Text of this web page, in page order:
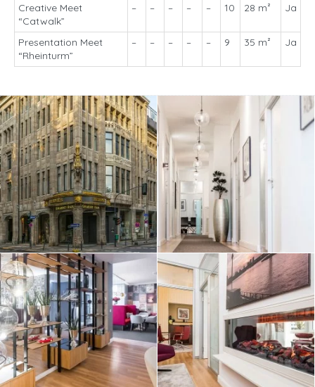
Creative Meet
“Catwalk”
– – – – – 10 28 m² Ja
Presentation Meet
“Rheinturm”
– – – – – 9 35 m² Ja